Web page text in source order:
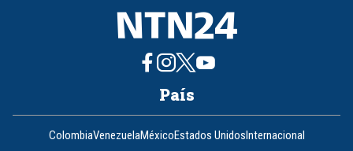
País
ColombiaVenezuelaMéxicoEstados UnidosInternacional